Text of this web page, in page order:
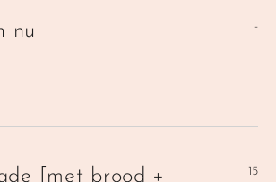
nu -
[met brood +
15